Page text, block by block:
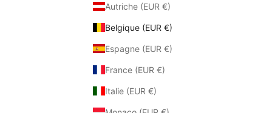
Autriche (EUR €)
Belgique (EUR €)
Espagne (EUR €)
France (EUR €)
Italie (EUR €)